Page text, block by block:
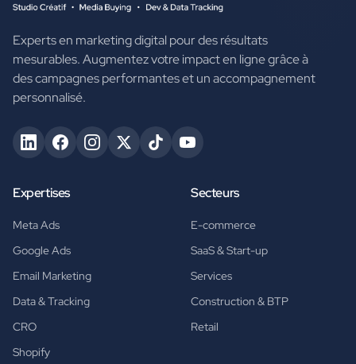
Experts en marketing digital pour des résultats
mesurables. Augmentez votre impact en ligne grâce à
des campagnes performantes et un accompagnement
personnalisé.
Expertises
Meta Ads
Google Ads
Email Marketing
Data & Tracking
CRO
Shopify
Secteurs
E-commerce
SaaS & Start-up
Services
Construction & BTP
Retail